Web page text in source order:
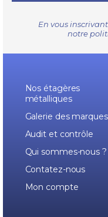
En vous
notre
Nos étagères
métalliques
Galerie des marques
Audit et contrôle
Qui sommes-nous ?
Contatez-nous
Mon compte